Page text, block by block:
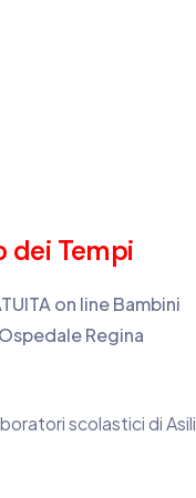
dei Tempi
on line Bambini
Regina
scolastici di Asili